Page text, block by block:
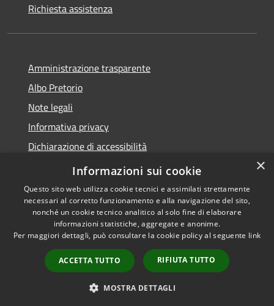
Richiesta assistenza
Amministrazione trasparente
Albo Pretorio
Note legali
Informativa privacy
Dichiarazione di accessibilità
Obiettivi di accessibilità
Accessibilità
Copyright © 2026 • Comune di
San Giorgio Bigarello •
Powered byMunicipium
Accesso redazione
×
Informazioni sui cookie
Questo sito web utilizza cookie tecnici e assimilati strettamente
necessari al corretto funzionamento e alla navigazione del sito,
nonché un cookie tecnico analitico al solo fine di elaborare
informazioni statistiche, aggregate e anonime.
Per maggiori dettagli, può consultare la cookie policy al seguente link
ACCETTA TUTTO RIFIUTA TUTTO
MOSTRA DETTAGLI